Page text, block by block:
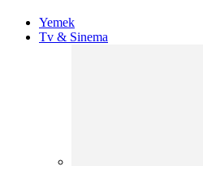
Yemek
Tv & Sinema